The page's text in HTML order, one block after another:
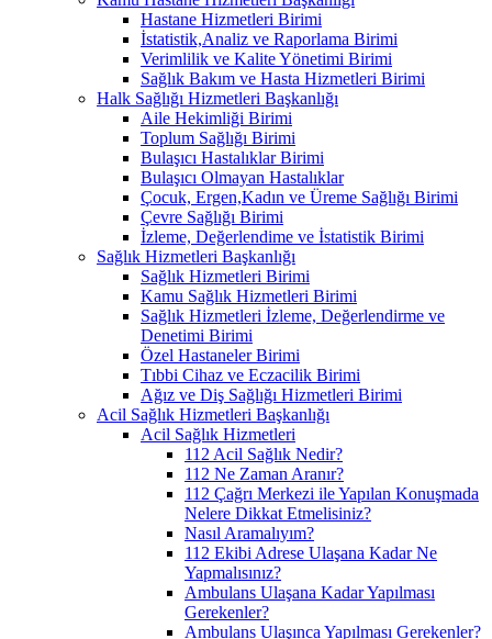
Hastane Hizmetleri Birimi
İstatistik,Analiz ve Raporlama Birimi
Verimlilik ve Kalite Yönetimi Birimi
Sağlık Bakım ve Hasta Hizmetleri Birimi
Halk Sağlığı Hizmetleri Başkanlığı
Aile Hekimliği Birimi
Toplum Sağlığı Birimi
Bulaşıcı Hastalıklar Birimi
Bulaşıcı Olmayan Hastalıklar
Çocuk, Ergen,Kadın ve Üreme Sağlığı Birimi
Çevre Sağlığı Birimi
İzleme, Değerlendime ve İstatistik Birimi
Sağlık Hizmetleri Başkanlığı
Sağlık Hizmetleri Birimi
Kamu Sağlık Hizmetleri Birimi
Sağlık Hizmetleri İzleme, Değerlendirme ve
Denetimi Birimi
Özel Hastaneler Birimi
Tıbbi Cihaz ve Eczacilik Birimi
Ağız ve Diş Sağlığı Hizmetleri Birimi
Acil Sağlık Hizmetleri Başkanlığı
Acil Sağlık Hizmetleri
112 Acil Sağlık Nedir?
112 Ne Zaman Aranır?
112 Çağrı Merkezi ile Yapılan Konuşmada
Nelere Dikkat Etmelisiniz?
Nasıl Aramalıyım?
112 Ekibi Adrese Ulaşana Kadar Ne
Yapmalısınız?
Ambulans Ulaşana Kadar Yapılması
Gerekenler?
Ambulans Ulaşınca Yapılması Gerekenler?